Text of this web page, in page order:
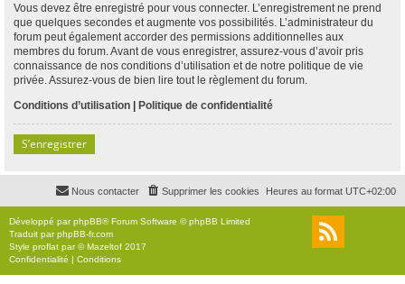
Vous devez être enregistré pour vous connecter. L’enregistrement ne prend
que quelques secondes et augmente vos possibilités. L’administrateur du
forum peut également accorder des permissions additionnelles aux
membres du forum. Avant de vous enregistrer, assurez-vous d’avoir pris
connaissance de nos conditions d’utilisation et de notre politique de vie
privée. Assurez-vous de bien lire tout le règlement du forum.
Conditions d’utilisation | Politique de confidentialité
S’enregistrer
Heures au format UTC+02:00
Supprimer les cookies
Nous contacter
Développé parphpBB® Forum Software © phpBB Limited
Traduit parphpBB-fr.com
Style proflat par ©Mazeltof 2017
Confidentialité | Conditions